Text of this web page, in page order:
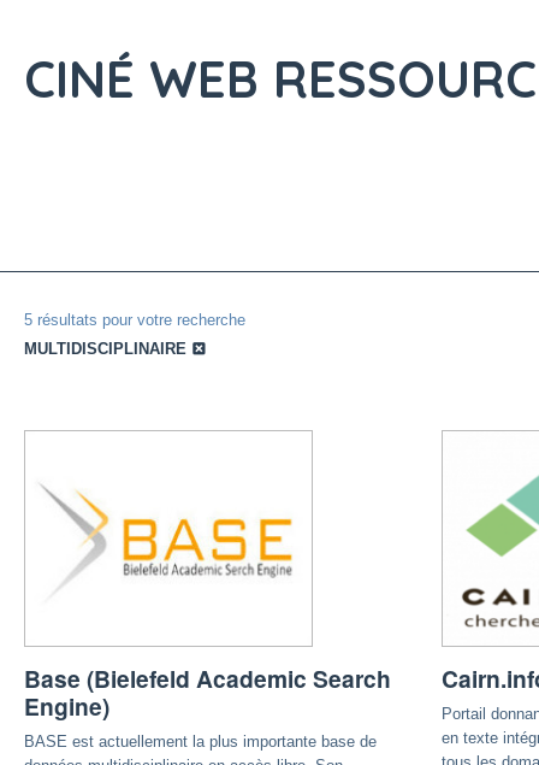
CINÉ WEB
5 résultats pour votre recherche
MULTIDISCIPLINAIRE
Base (Bielefeld Academic Search
Engine)
BASE est actuellement la plus importante base de
Portail
en texte